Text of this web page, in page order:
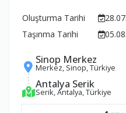
Oluşturma Tarihi
Taşınma Tarihi
Sinop Merkez
Merkez, Sinop, Türkiye
Antalya Serik
Serik, Antalya, Türkiye